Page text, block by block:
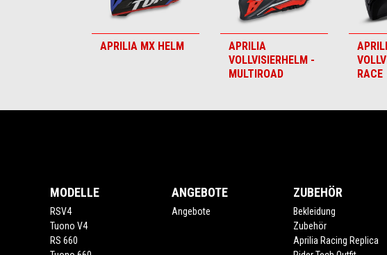
APRILIA MX HELM
APRILIA
VOLLVISIERHELM -
MULTIROAD
RACE
MODELLE
RSV4
Tuono V4
RS 660
ANGEBOTE
Angebote
ZUBEHÖR
Bekleidung
Zubehör
Aprilia Racing Replica